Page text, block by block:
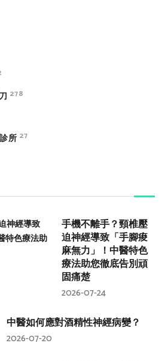
278
所 27
手機不離手？頸椎壓
迫神經導致「手腳痠
麻無力」！中醫特色
療法助您徹底告別頑
固痛楚
2026-07-24
中醫如何應對酒精性神經病變？
2026-07-20